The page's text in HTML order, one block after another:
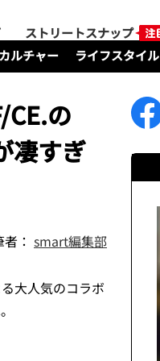
ストリートスナップ
カルチャー ライフスタイル
の
凄すぎ
： smart編集部
大人気のコラボ